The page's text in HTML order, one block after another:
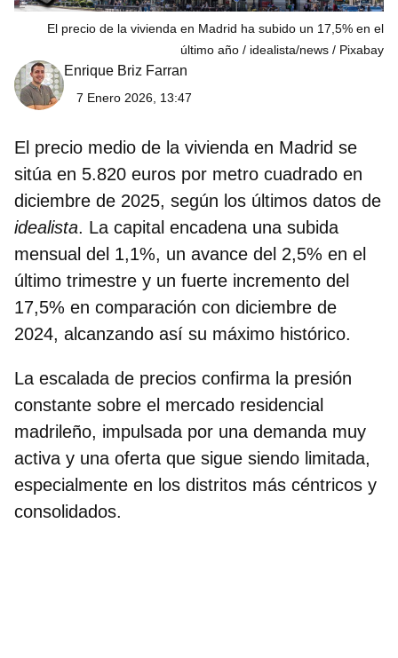
El precio de la vivienda en Madrid ha subido un 17,5% en el
último año
idealista/news / Pixabay
Enrique Briz Farran
7 Enero 2026, 13:47
El precio medio de la vivienda en Madrid se
sitúa en 5.820 euros por metro cuadrado en
diciembre de 2025, según los últimos datos de
idealista. La capital encadena una subida
mensual del 1,1%, un avance del 2,5% en el
último trimestre y un fuerte incremento del
17,5% en comparación con diciembre de
2024, alcanzando así su máximo histórico.
La escalada de precios confirma la presión
constante sobre el mercado residencial
madrileño, impulsada por una demanda muy
activa y una oferta que sigue siendo limitada,
especialmente en los distritos más céntricos y
consolidados.